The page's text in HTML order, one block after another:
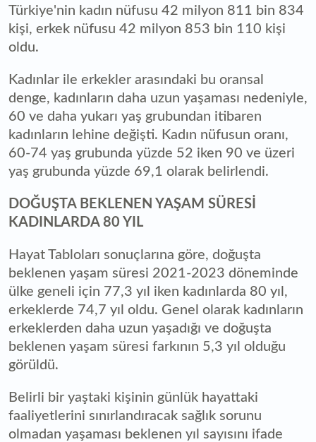
Türkiye'nin kadın nüfusu 42 milyon 811 bin 834
kişi, erkek nüfusu 42 milyon 853 bin 110 kişi
oldu.
Kadınlar ile erkekler arasındaki bu oransal
denge, kadınların daha uzun yaşaması nedeniyle,
60 ve daha yukarı yaş grubundan itibaren
kadınların lehine değişti. Kadın nüfusun oranı,
60-74 yaş grubunda yüzde 52 iken 90 ve üzeri
yaş grubunda yüzde 69,1 olarak belirlendi.
DOĞUŞTA BEKLENEN YAŞAM SÜRESİ
KADINLARDA 80 YIL
Hayat Tabloları sonuçlarına göre, doğuşta
beklenen yaşam süresi 2021-2023 döneminde
ülke geneli için 77,3 yıl iken kadınlarda 80 yıl,
erkeklerde 74,7 yıl oldu. Genel olarak kadınların
erkeklerden daha uzun yaşadığı ve doğuşta
beklenen yaşam süresi farkının 5,3 yıl olduğu
görüldü.
Belirli bir yaştaki kişinin günlük hayattaki
faaliyetlerini sınırlandıracak sağlık sorunu
olmadan yaşaması beklenen yıl sayısını ifade